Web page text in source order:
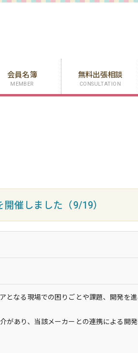
会員名簿
MEMBER
無料出張相談
CONSULTATION
催しました（9/19）
となる現場での困りごとや課題、開発を
があり、当該メーカーとの連携による開